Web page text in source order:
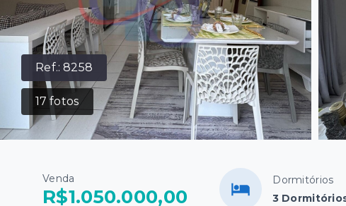
Ref.:8258
17fotos
Venda
R$1.050.000,00
Dormitórios
3